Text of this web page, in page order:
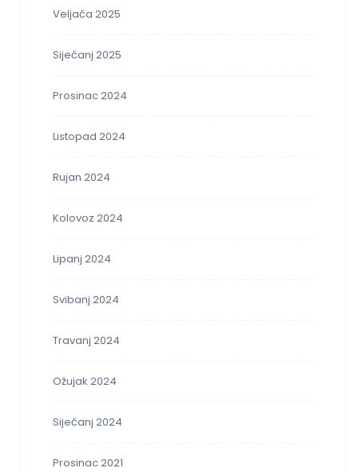
Veljača 2025
Siječanj 2025
Prosinac 2024
Listopad 2024
Rujan 2024
Kolovoz 2024
Lipanj 2024
Svibanj 2024
Travanj 2024
Ožujak 2024
Siječanj 2024
Prosinac 2021